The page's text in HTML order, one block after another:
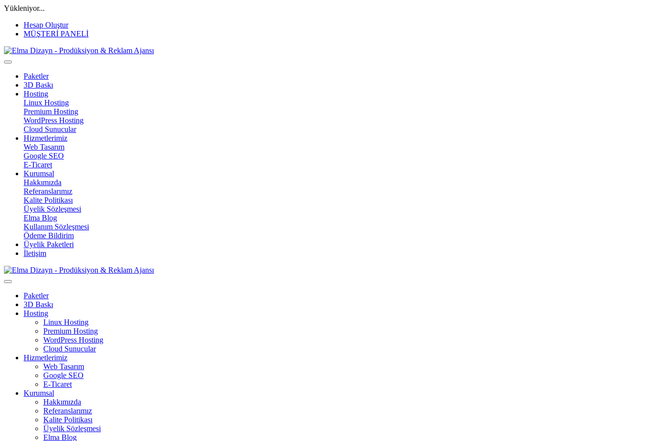
Yükleniyor...
Hesap Oluştur
MÜŞTERİ PANELİ
Paketler
3D Baskı
Hosting
Linux Hosting
Premium Hosting
WordPress Hosting
Cloud Sunucular
Hizmetlerimiz
Web Tasarım
Google SEO
E-Ticaret
Kurumsal
Hakkımızda
Referanslarımız
Kalite Politikası
Üyelik Sözleşmesi
Elma Blog
Kullanım Sözleşmesi
Ödeme Bildirim
Üyelik Paketleri
İletişim
Paketler
3D Baskı
Hosting
Linux Hosting
Premium Hosting
WordPress Hosting
Cloud Sunucular
Hizmetlerimiz
Web Tasarım
Google SEO
E-Ticaret
Kurumsal
Hakkımızda
Referanslarımız
Kalite Politikası
Üyelik Sözleşmesi
Elma Blog